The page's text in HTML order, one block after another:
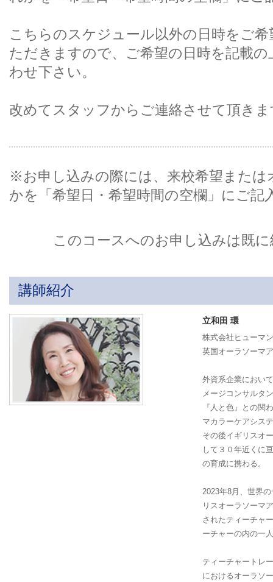
こちらのスケジュール以外の日時をご
ただきますので、ご希望の日時を記載
わせ下さい。
改めてスタッフからご連絡させて頂きま
※お申し込みの際には、来校希望または
かを「希望日・希望時間の空欄」にご記
このコースへのお申し込みは既
講師紹介
立和田 環
株式会社ヒューマ
英国オーラソーマ
外資系企業におい
メージコンサルタ
『人と色』との関
マカラーケアシス
その後イギリスオ
して３０年近くに
の育成に携わる。
2023年8月、世界
リスオーラソーマ
されたティーチャ
ーチャーの内の一
ティーチャートレ
におけるオーラソ